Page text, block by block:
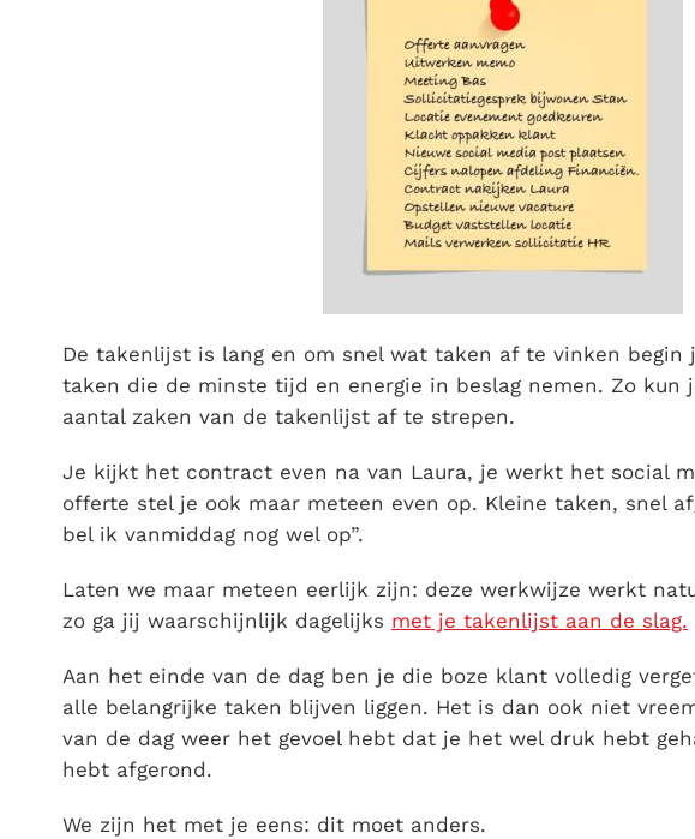
De takenlijst is lang en om snel wat taken af te vinken begin
taken die de minste tijd en energie in beslag nemen. Zo kun
aantal zaken van de takenlijst af te strepen.
Je kijkt het contract even na van Laura, je werkt het social
offerte stel je ook maar meteen even op. Kleine taken, snel
bel ik vanmiddag nog wel op”.
Laten we maar meteen eerlijk zijn: deze werkwijze werkt
zo ga jij waarschijnlijk dagelijks met je takenlijst aan de slag.
Aan het einde van de dag ben je die boze klant volledig
alle belangrijke taken blijven liggen. Het is dan ook niet
van de dag weer het gevoel hebt dat je het wel druk hebt
hebt afgerond.
We zijn het met je eens: dit moet anders.